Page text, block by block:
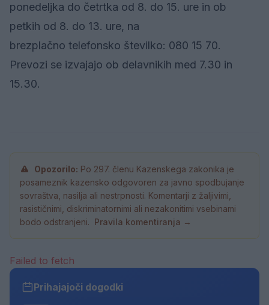
ponedeljka do četrtka od 8. do 15. ure in ob
petkih od 8. do 13. ure, na
brezplačno telefonsko številko: 080 15 70.
Prevozi se izvajajo ob delavnikih med 7.30 in
15.30.
Opozorilo: Po 297. členu Kazenskega zakonika je
posameznik kazensko odgovoren za javno spodbujanje
sovraštva, nasilja ali nestrpnosti. Komentarji z žaljivimi,
rasističnimi, diskriminatornimi ali nezakonitimi vsebinami
bodo odstranjeni. Pravila komentiranja →
Failed to fetch
Prihajajoči dogodki